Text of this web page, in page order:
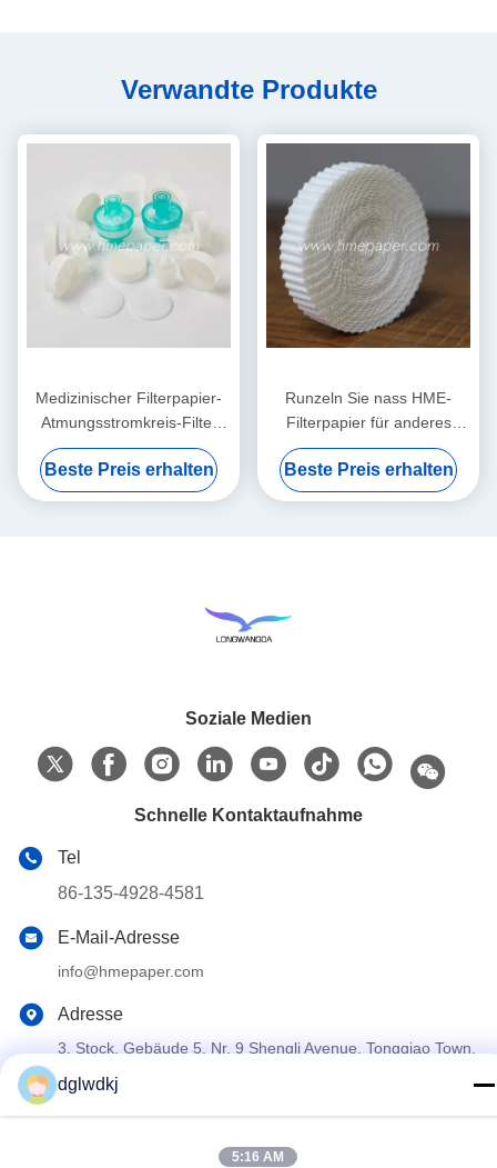
Verwandte Produkte
Medizinischer Filterpapier-
Atmungsstromkreis-Filter
HMEF HME runzelte
Filterpapier
Beste Preis erhalten
Runzeln Sie nass HME-
Filterpapier für anderes
medizinisches Comsumables
Beste Preis erhalten
Soziale Medien
Schnelle Kontaktaufnahme
Tel
86-135-4928-4581
E-Mail-Adresse
info@hmepaper.com
Adresse
3. Stock, Gebäude 5, Nr. 9 Shengli Avenue, Tongqiao Town,
Guangdong, China
dglwdkj
5:16 AM